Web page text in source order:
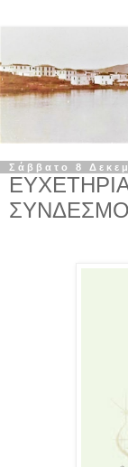
Σάββατο 8